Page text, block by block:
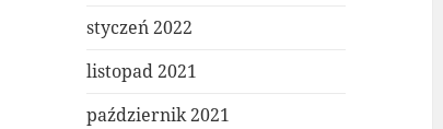
styczeń 2022
listopad 2021
październik 2021